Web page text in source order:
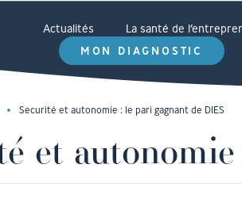
Actualités La santé de
MON DIAGNOSTIC
Securité et autonomie : le pari gagnant de DIES
et